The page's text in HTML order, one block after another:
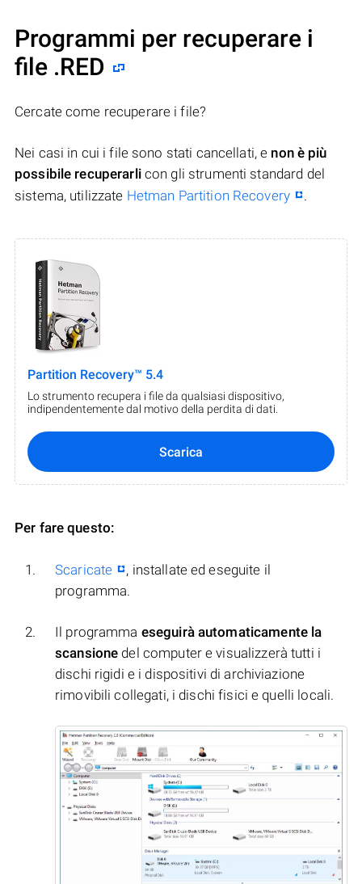
Programmi per recuperare i
file .RED
Cercate come recuperare i file?
Nei casi in cui i file sono stati cancellati, e non è più
possibile recuperarlicon gli strumenti standard del
sistema, utilizzate Hetman Partition Recovery .
Partition Recovery™ 5.4
Lo strumento recupera i file da qualsiasi dispositivo,
indipendentemente dal motivo della perdita di dati.
Scarica
Per fare questo:
Scaricate
, installate ed eseguite il
programma.
Il programma eseguirà automaticamente la
scansione del computer e visualizzerà tutti i
dischi rigidi e i dispositivi di archiviazione
rimovibili collegati, i dischi fisici e quelli locali.